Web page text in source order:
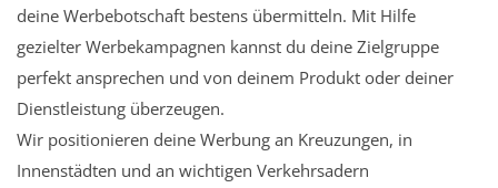
deine Werbebotschaft bestens übermitteln. Mit Hilfe
gezielter Werbekampagnen kannst du deine Zielgruppe
perfekt ansprechen und von deinem Produkt oder deiner
Dienstleistung überzeugen.
Wir positionieren deine Werbung an Kreuzungen, in
Innenstädten und an wichtigen Verkehrsadern